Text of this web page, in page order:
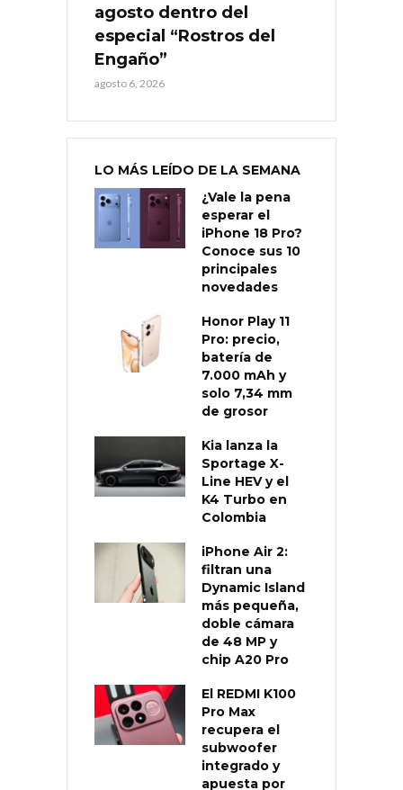
agosto dentro del
especial “Rostros del
Engaño”
agosto 6, 2026
LO MÁS LEÍDO DE LA SEMANA
¿Vale la pena
esperar el
iPhone 18 Pro?
Conoce sus 10
principales
novedades
Honor Play 11
Pro: precio,
batería de
7.000 mAh y
solo 7,34 mm
de grosor
Kia lanza la
Sportage X-
Line HEV y el
K4 Turbo en
Colombia
iPhone Air 2:
filtran una
Dynamic Island
más pequeña,
doble cámara
de 48 MP y
chip A20 Pro
El REDMI K100
Pro Max
recupera el
subwoofer
integrado y
apuesta por